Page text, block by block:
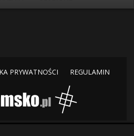
PRYWATNOŚCI REGULAMIN